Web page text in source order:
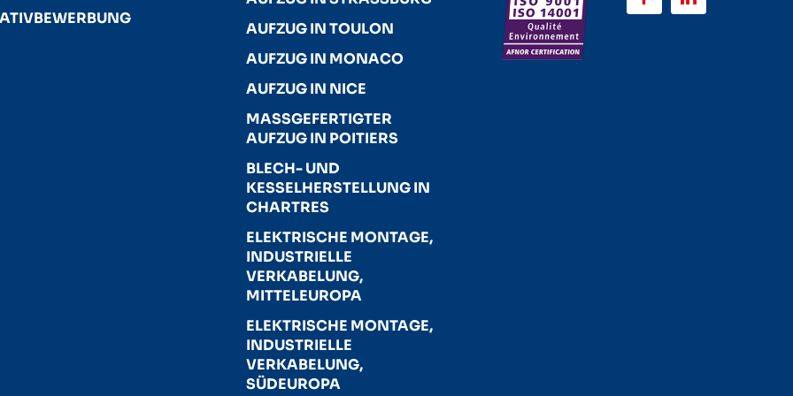
AUFZUG IN TOULON
AUFZUG IN MONACO
AUFZUG IN NICE
MASSGEFERTIGTER A
UFZUG IN POITIERS
BLECH- UND
KESSELHERSTELLUNG IN
CHARTRES
ELEKTRISCHE MONTAGE,
INDUSTRIELLE
VERKABELUNG,
MITTELEUROPA
ELEKTRISCHE MONTAGE,
INDUSTRIELLE
VERKABELUNG,
SÜDEUROPA